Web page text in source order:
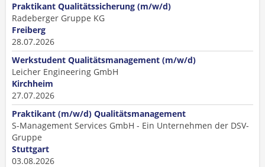
Praktikant Qualitätssicherung (m/w/d)
Radeberger Gruppe KG
Freiberg
28.07.2026
Werkstudent Qualitätsmanagement (m/w/d)
Leicher Engineering GmbH
Kirchheim
27.07.2026
Praktikant (m/w/d) Qualitätsmanagement
S-Management Services GmbH - Ein Unternehmen der DSV-
Gruppe
Stuttgart
03.08.2026